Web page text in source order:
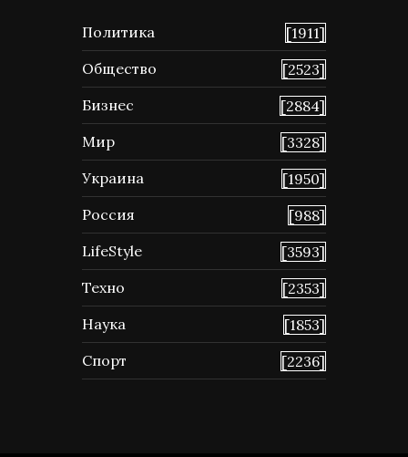
Политика
[1911]
Общество
[2523]
Бизнес
[2884]
Мир
[3328]
Украина
[1950]
Россия
[988]
LifeStyle
[3593]
Техно
[2353]
Наука
[1853]
Спорт
[2236]